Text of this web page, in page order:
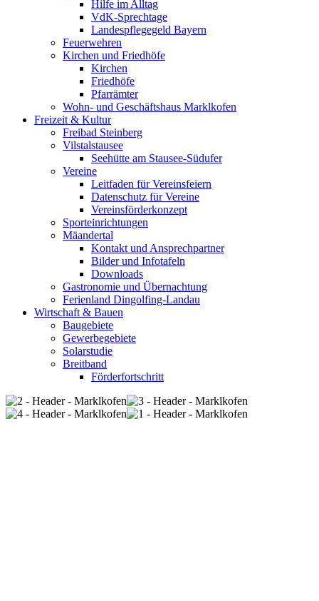
Hilfe im Alltag
VdK-Sprechtage
Landespflegegeld Bayern
Feuerwehren
Kirchen und Friedhöfe
Kirchen
Friedhöfe
Pfarrämter
Wohn- und Geschäftshaus Marklkofen
Freizeit & Kultur
Freibad Steinberg
Vilstalstausee
Seehütte am Stausee-Südufer
Vereine
Leitfaden für Vereinsfeiern
Datenschutz für Vereine
Vereinsförderkonzept
Sporteinrichtungen
Mäandertal
Kontakt und Ansprechpartner
Bilder und Infotafeln
Downloads
Gastronomie und Übernachtung
Ferienland Dingolfing-Landau
Wirtschaft & Bauen
Baugebiete
Gewerbegebiete
Solarstudie
Breitband
Förderfortschritt